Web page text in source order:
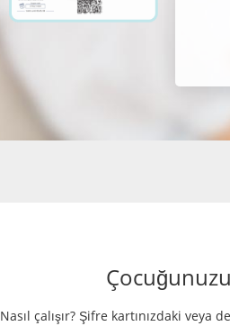
Nasıl çalışır? Şifre kartınızdaki